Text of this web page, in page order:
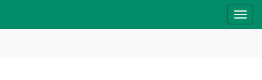
T
o